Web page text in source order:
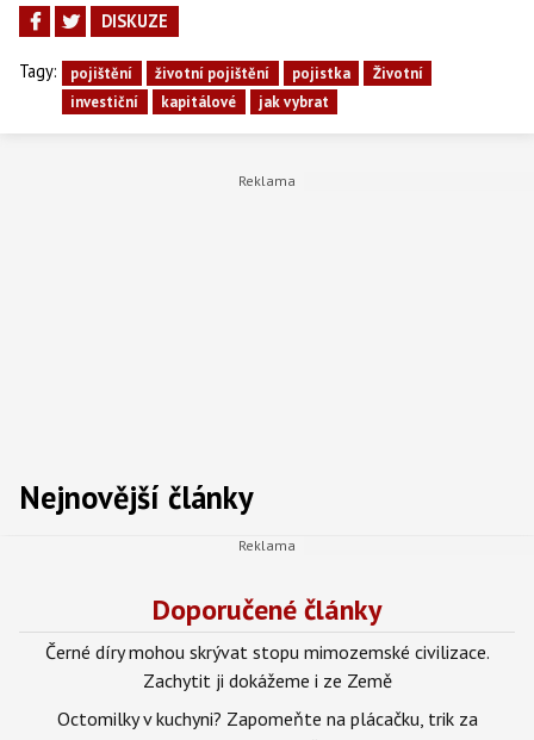
DISKUZE
Tagy: pojištění životní pojištění pojistka
Životní
investiční
kapitálové jak vybrat
Nejnovější články
Doporučené články
Černé díry mohou skrývat stopu mimozemské civilizace.
Zachytit ji dokážeme i ze Země
Octomilky v kuchyni? Zapomeňte na plácačku, trik za